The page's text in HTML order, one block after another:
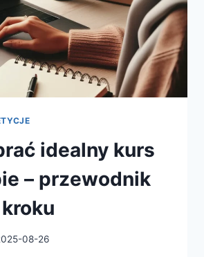
idealny kurs
– przewodnik
08-26